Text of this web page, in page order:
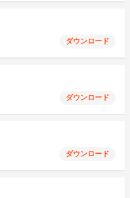
ダウンロード
ダウンロード
ダウンロード